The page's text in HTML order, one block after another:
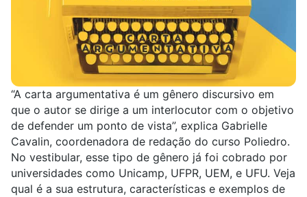
“A carta argumentativa é um gênero discursivo em
que o autor se dirige a um interlocutor com o objetivo
de defender um ponto de vista”, explica Gabrielle
Cavalin, coordenadora de redação do curso Poliedro.
No vestibular, esse tipo de gênero já foi cobrado por
universidades como Unicamp, UFPR, UEM, e UFU. Veja
qual é a sua estrutura, características e exemplos de